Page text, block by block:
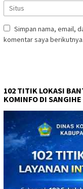
Simpan nama, email,
komentar saya berikutnya.
102 TITIK LOKASI
KOMINFO DI SANGIHE